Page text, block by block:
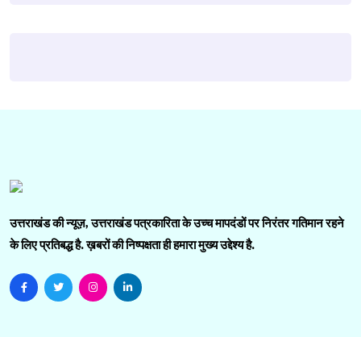
उत्तराखंड की न्यूज़, उत्तराखंड पत्रकारिता के उच्च मापदंडों पर निरंतर गतिमान रहने
के लिए प्रतिबद्ध है. ख़बरों की निष्पक्षता ही हमारा मुख्य उद्देश्य है.